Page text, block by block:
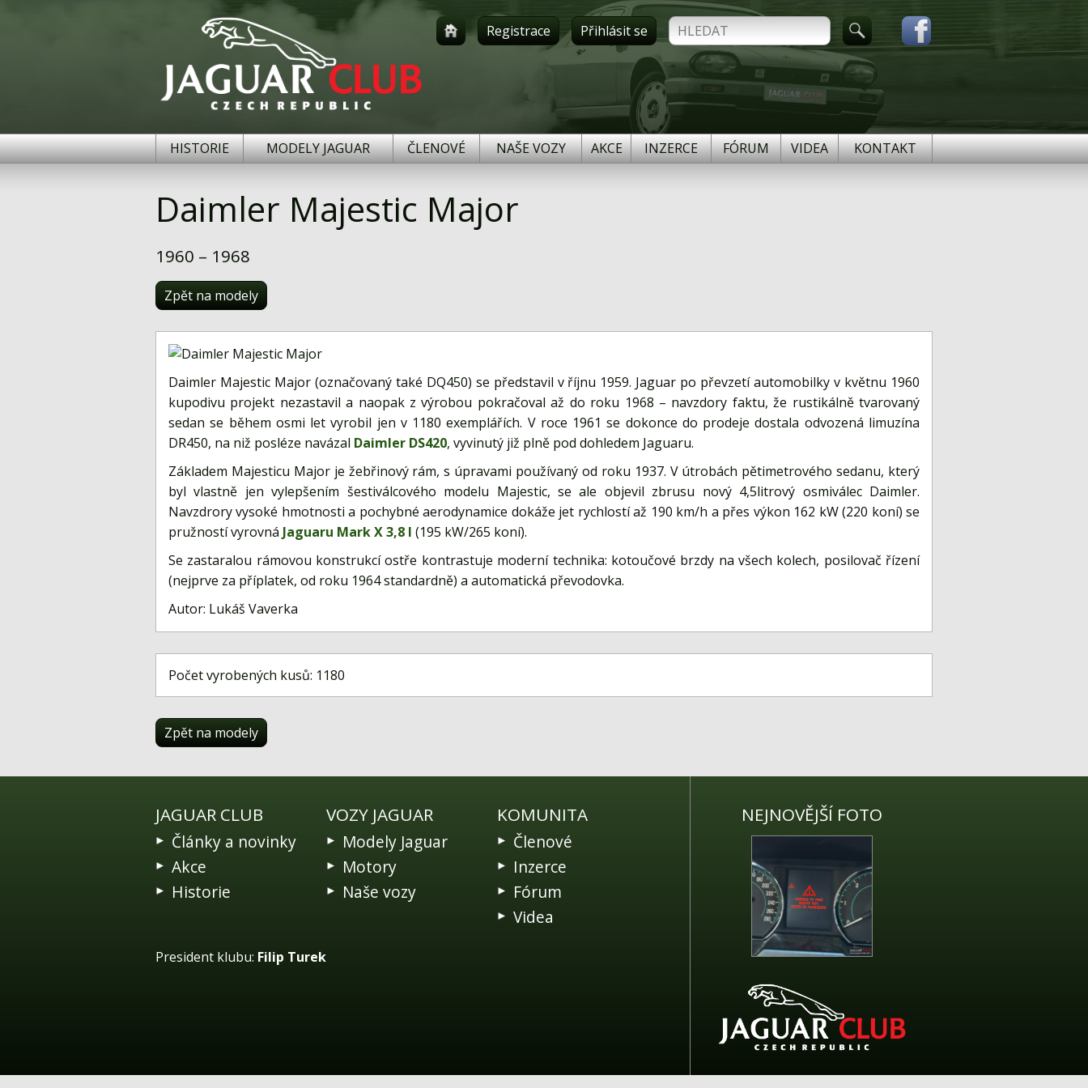
Registrace Přihlásit se
HISTORIE MODELY JAGUAR ČLENOVÉ NAŠE VOZY AKCE INZERCE FÓRUM VIDEA KONTAKT
Daimler Majestic Major
1960 – 1968
Zpět na modely
Daimler Majestic Major (označovaný také DQ450) se představil v říjnu 1959. Jaguar po převzetí automobilky v květnu 1960
kupodivu projekt nezastavil a naopak z výrobou pokračoval až do roku 1968 – navzdory faktu, že rustikálně tvarovaný
sedan se během osmi let vyrobil jen v 1180 exemplářích. V roce 1961 se dokonce do prodeje dostala odvozená limuzína
DR450, na niž posléze navázal Daimler DS420, vyvinutý již plně pod dohledem Jaguaru.
Základem Majesticu Major je žebřinový rám, s úpravami používaný od roku 1937. V útrobách pětimetrového sedanu, který
byl vlastně jen vylepšením šestiválcového modelu Majestic, se ale objevil zbrusu nový 4,5litrový osmiválec Daimler.
Navzdrory vysoké hmotnosti a pochybné aerodynamice dokáže jet rychlostí až 190 km/h a přes výkon 162 kW (220 koní) se
pružností vyrovná Jaguaru Mark X 3,8 l (195 kW/265 koní).
Se zastaralou rámovou konstrukcí ostře kontrastuje moderní technika: kotoučové brzdy na všech kolech, posilovač řízení
(nejprve za příplatek, od roku 1964 standardně) a automatická převodovka.
Autor: Lukáš Vaverka
Počet vyrobených kusů: 1180
Zpět na modely
JAGUAR CLUB
Články a novinky
Akce
Historie
VOZY JAGUAR
Modely Jaguar
Motory
Naše vozy
KOMUNITA
Členové
Inzerce
Fórum
Videa
President klubu: Filip Turek
NEJNOVĚJŠÍ FOTO